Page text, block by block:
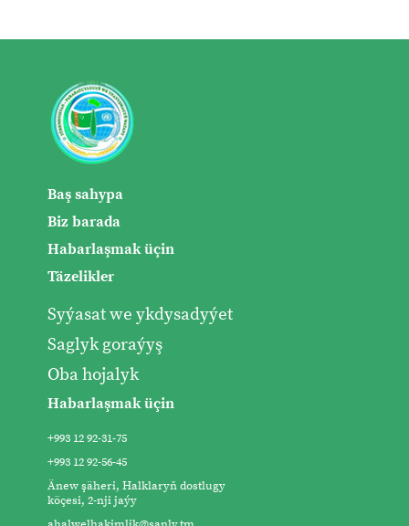
Baş sahypa
Biz barada
Habarlaşmak üçin
Täzelikler
Syýasat we ykdysadyýet
Saglyk goraýyş
Oba hojalyk
Habarlaşmak üçin
+993 12 92-31-75
+993 12 92-56-45
Änew şäheri, Halklaryň dostlugy
köçesi, 2-nji jaýy